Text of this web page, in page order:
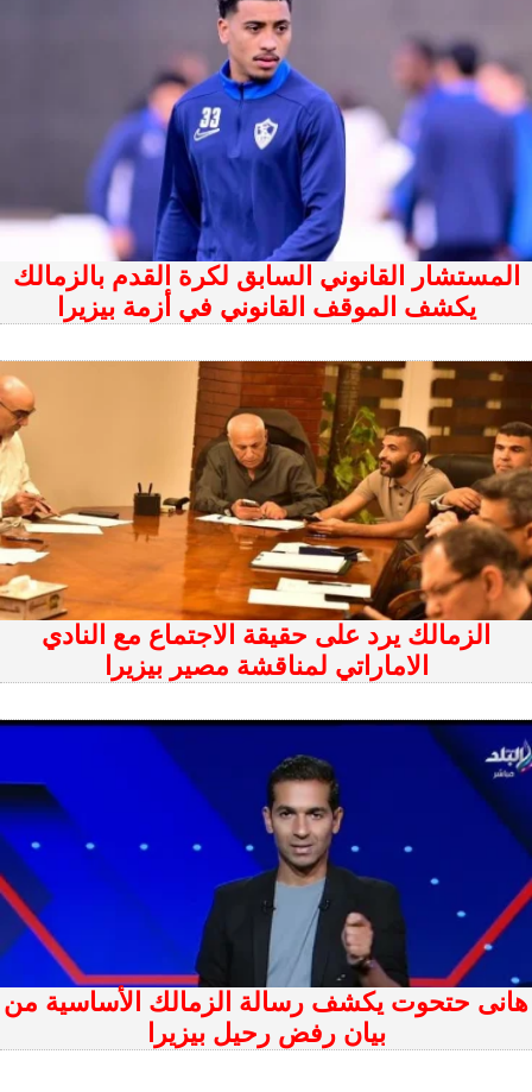
المستشار القانوني السابق لكرة القدم بالزمالك
يكشف الموقف القانوني في أزمة بيزيرا
الزمالك يرد على حقيقة الاجتماع مع النادي
الاماراتي لمناقشة مصير بيزيرا
هانى حتحوت يكشف رسالة الزمالك الأساسية من
بيان رفض رحيل بيزيرا